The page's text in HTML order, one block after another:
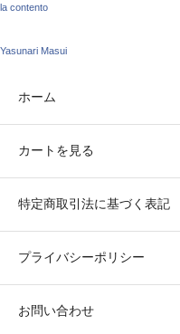
la contento
Yasunari Masui
ホーム
カートを見る
特定商取引法に基づく表記
プライバシーポリシー
お問い合わせ